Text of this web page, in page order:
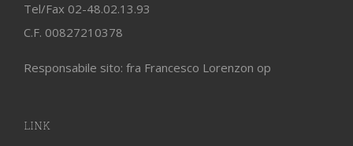
Tel/Fax 02-48.02.13.93
C.F. 00827210378
Responsabile sito: fra Francesco Lorenzon op
LINK